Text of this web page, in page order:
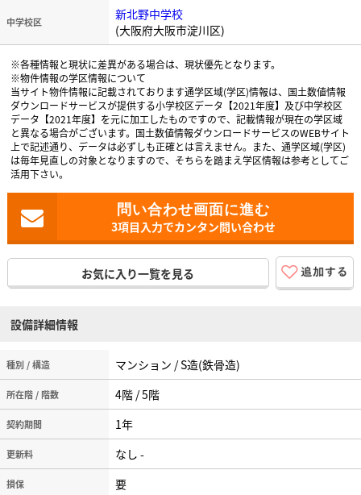
中学校区
新北野中学校
(大阪府大阪市淀川区)
※各種情報と現状に差異がある場合は、現状優先となります。
※物件情報の学区情報について
当サイト物件情報に記載されております通学区域(学区)情報は、国土数値情報
ダウンロードサービスが提供する小学校区データ【2021年度】及び中学校区
データ【2021年度】を元に加工したものですので、記載情報が現在の学区域
と異なる場合がございます。国土数値情報ダウンロードサービスのWEBサイト
上で記述通り、データは必ずしも正確とは言えません。また、通学区域(学区)
は毎年見直しの対象となりますので、そちらを踏まえ学区情報は参考としてご
活用下さい。
3項目入力でカンタン問い合わせ
お気に入り一覧を見る
設備詳細情報
種別 / 構造 マンション / S造(鉄骨造)
所在階 / 階数 4階 / 5階
契約期間 1年
更新料 なし -
損保 要